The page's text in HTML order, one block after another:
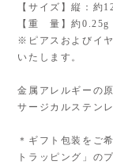
【サイズ】縦：約
【重 量】約0.25g
※ピアスおよびイ
いたします。
金属アレルギーの
サージカルステン
＊ギフト包装をご
トラッピング」の